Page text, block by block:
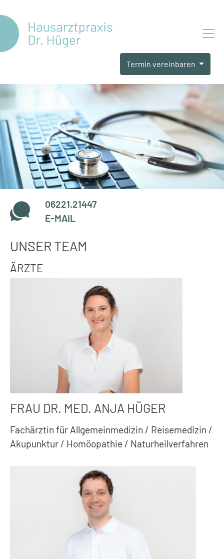
Termin vereinbaren
06221.21447
E-MAIL
UNSER TEAM
ÄRZTE
FRAU DR. MED. ANJA HÜGER
Fachärztin für Allgemeinmedizin / Reisemedizin /
Akupunktur / Homöopathie / Naturheilverfahren